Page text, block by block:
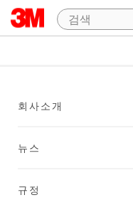
회사소개
뉴스
규정